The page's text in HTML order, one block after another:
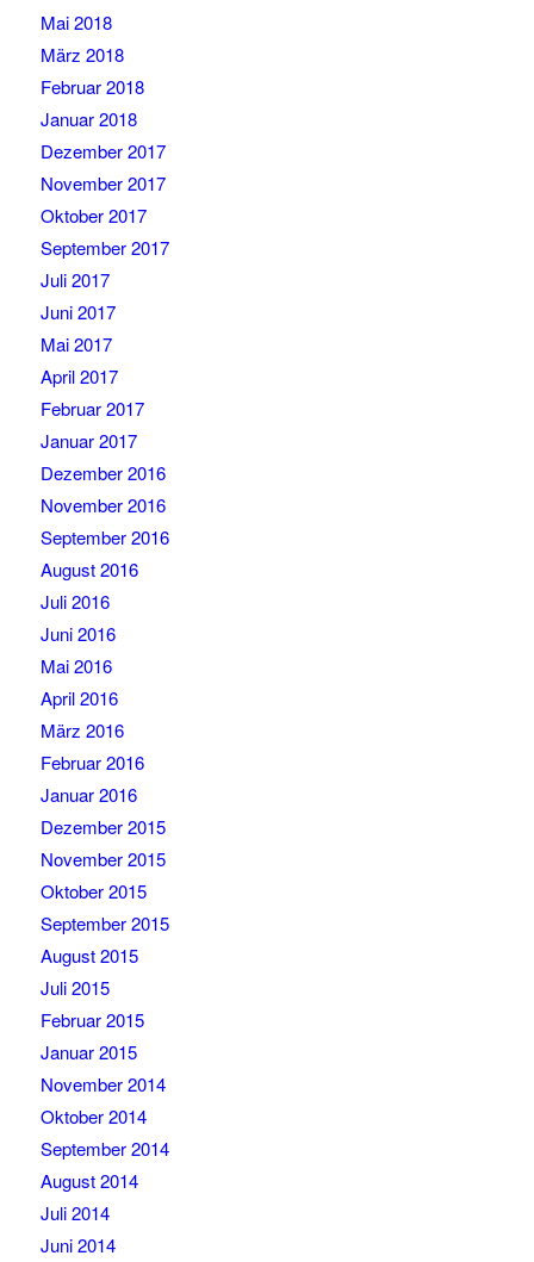
Mai 2018
März 2018
Februar 2018
Januar 2018
Dezember 2017
November 2017
Oktober 2017
September 2017
Juli 2017
Juni 2017
Mai 2017
April 2017
Februar 2017
Januar 2017
Dezember 2016
November 2016
September 2016
August 2016
Juli 2016
Juni 2016
Mai 2016
April 2016
März 2016
Februar 2016
Januar 2016
Dezember 2015
November 2015
Oktober 2015
September 2015
August 2015
Juli 2015
Februar 2015
Januar 2015
November 2014
Oktober 2014
September 2014
August 2014
Juli 2014
Juni 2014